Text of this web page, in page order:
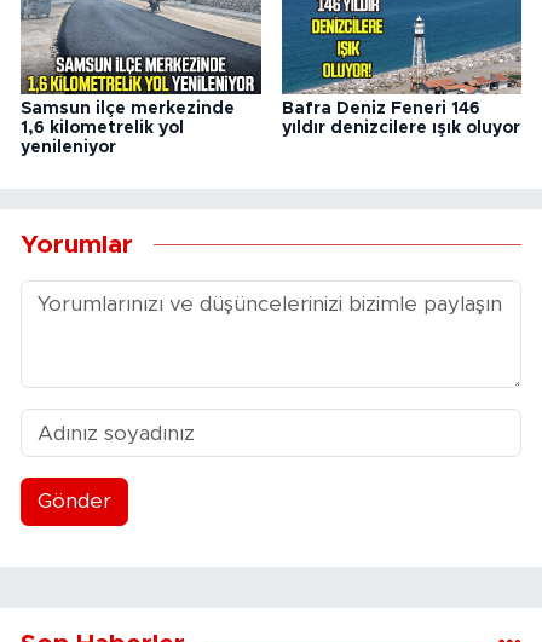
Samsun ilçe merkezinde
1,6 kilometrelik yol
yenileniyor
Bafra Deniz Feneri 146
yıldır denizcilere ışık oluyor
Yorumlar
Gönder